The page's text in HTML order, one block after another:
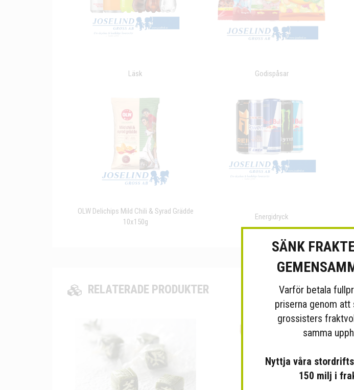
Läsk Godispåsar
OLW Delichips Mild Chili & Syrad Grädde
10x150g
Energidryck
RELATERADE PRODUKTER
SÄNK
Varför betala
priserna genom att
grossisters
samma
Nyttja våra
150 milj i